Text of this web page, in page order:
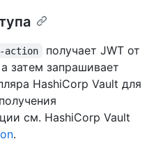
action
получает JWT от
затем запрашивает
HashiCorp Vault для
см. HashiCorp Vault
.